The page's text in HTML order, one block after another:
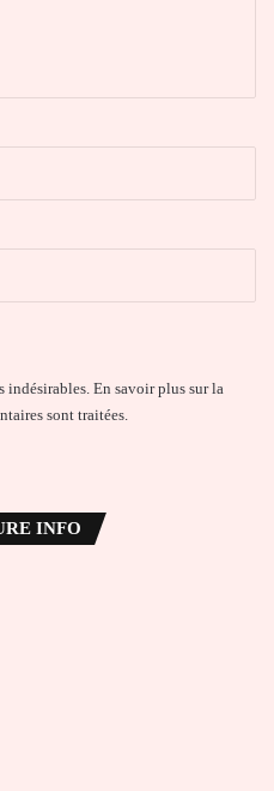
indésirables. En savoir plus sur la
sont traitées.
INFO